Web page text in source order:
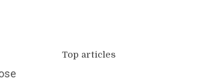
Top articles